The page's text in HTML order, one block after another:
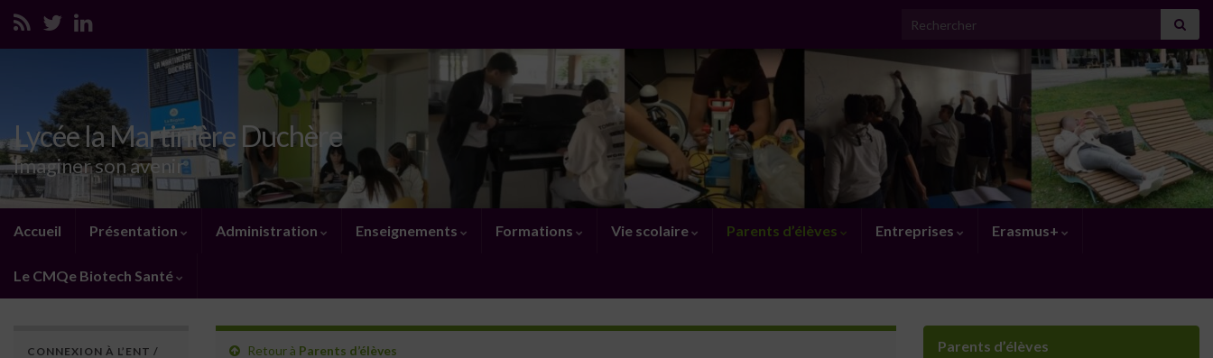
Search for:
Lycée la Martinière Duchère
Imaginer son avenir
Accueil Présentation Administration Enseignements Formations Vie scolaire Parents d’élèves Entreprises Erasmus+
Le CMQe Biotech Santé
Retour à Parents d’élèves
CONNEXION À L’ENT /
Parents d’élèves